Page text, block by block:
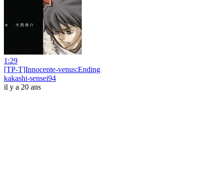
1:29
[TP-T]Innocente-venus:Ending
kakashi-sensei94
il y a 20 ans